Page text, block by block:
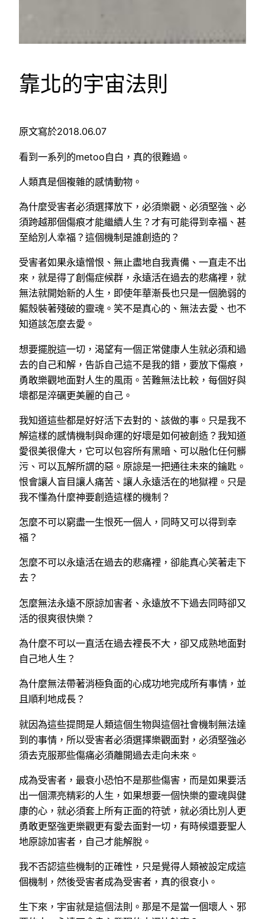
靠北的宇宙法則
原文寫於2018.06.07
看到一系列的metoo自白，真的很難過。
人類真是個複雜的感情動物。
為什麼受害者必須選擇放下，必須樂觀、必須堅強、必
須跨越那個傷痕才能繼續人生？才有可能得到幸福、甚
至給別人幸福？這個機制是誰創造的？
受害者如果永遠憎恨、無止盡地自我責備、一直走不出
來，就是得了創傷症候群，永遠活在過去的悲痛裡，就
無法就開始新的人生，即使年華漸長也只是一個脆弱的
軀殼裝著殘破的靈魂。笑不是真心的、無法去愛、也不
知道該怎麼去愛。
想要擺脫這一切，渴望有一個正常健康人生就必須和過
去的自己和解，告訴自己這不是我的錯，要放下傷痕，
勇敢樂觀地面對人生的風雨。苦難無法比較，每個好與
壞都是淬礪更美麗的自己。
我知道這些都是好好活下去對的、該做的事。只是我不
解這樣的感情機制與命運的好壞是如何被創造？我知道
愛很美很偉大，它可以包容所有黑暗、可以融化任何髒
污、可以瓦解所謂的惡。原諒是一把通往未來的鑰匙。
恨會讓人盲目讓人痛苦、讓人永遠活在的地獄裡。只是
我不懂為什麼神要創造這樣的機制？
怎麼不可以窮盡一生恨死一個人，同時又可以得到幸
福？
怎麼不可以永遠活在過去的悲痛裡，卻能真心笑著走下
去？
怎麼無法永遠不原諒加害者、永遠放不下過去同時卻又
活的很爽很快樂？
為什麼不可以一直活在過去裡長不大，卻又成熟地面對
自己地人生？
為什麼無法帶著消極負面的心成功地完成所有事情，並
且順利地成長？
就因為這些提問是人類這個生物與這個社會機制無法達
到的事情，所以受害者必須選擇樂觀面對，必須堅強必
須去克服那些傷痛必須離開過去走向未來。
成為受害者，最衰小恐怕不是那些傷害，而是如果要活
出一個漂亮精彩的人生，如果想要一個快樂的靈魂與健
康的心，就必須套上所有正面的符號，就必須比別人更
勇敢更堅強更樂觀更有愛去面對一切，有時候還要聖人
地原諒加害者，自己才能解脫。
我不否認這些機制的正確性，只是覺得人類被設定成這
個機制，然後受害者成為受害者，真的很衰小。
生下來，宇宙就是這個法則。那是不是當一個壞人、邪